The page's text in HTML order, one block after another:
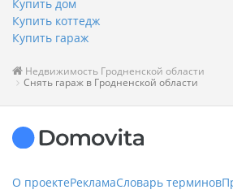
Купить дом
Купить коттедж
Купить гараж
Недвижимость Гродненской области
Снять гараж в Гродненской области
О проектеРекламаСловарь терминов